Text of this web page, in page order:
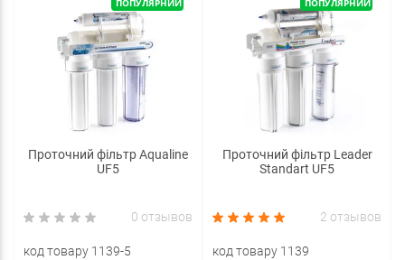
ПОПУЛЯРНИЙ
Проточний фільтр Aqualine
UF5
0 отзывов
код товару 1139-5
ПОПУЛЯРНИЙ
Проточний фільтр Leader
Standart UF5
2 отзывов
код товару 1139